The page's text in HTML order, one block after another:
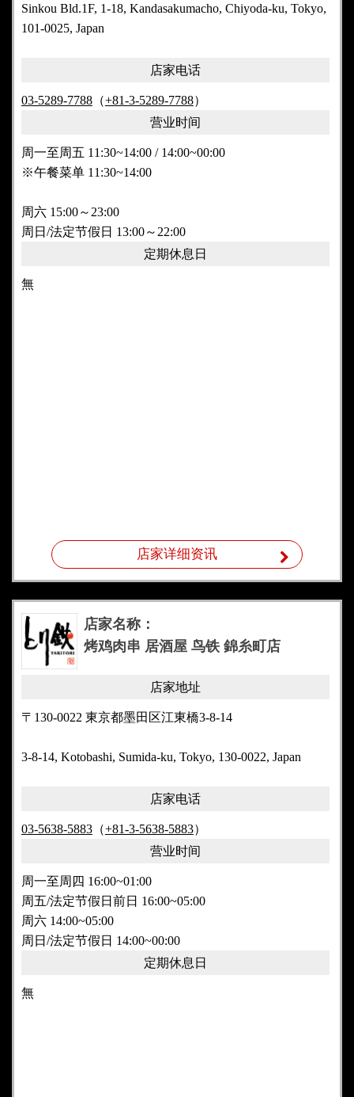
Sinkou Bld.1F, 1-18, Kandasakumacho, Chiyoda-ku, Tokyo,
101-0025, Japan
店家电话
03-5289-7788（+81-3-5289-7788）
营业时间
周一至周五 11:30~14:00 / 14:00~00:00
※午餐菜单 11:30~14:00
周六 15:00～23:00
周日/法定节假日 13:00～22:00
定期休息日
無
店家详细资讯
店家名称：
烤鸡肉串 居酒屋 鸟铁 錦糸町店
店家地址
〒130-0022 東京都墨田区江東橋3-8-14
3-8-14, Kotobashi, Sumida-ku, Tokyo, 130-0022, Japan
店家电话
03-5638-5883（+81-3-5638-5883）
营业时间
周一至周四 16:00~01:00
周五/法定节假日前日 16:00~05:00
周六 14:00~05:00
周日/法定节假日 14:00~00:00
定期休息日
無